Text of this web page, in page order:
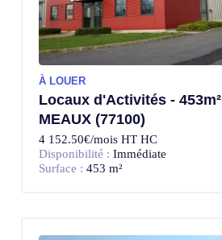
À LOUER
Locaux d'Activités - 453m²
MEAUX (77100)
4 152.50€/mois HT HC
Disponibilité : Immédiate
Surface : 453 m²